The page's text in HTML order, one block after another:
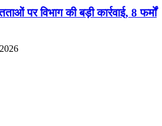
पर विभाग की बड़ी कार्रवाई, 8 फर्मों